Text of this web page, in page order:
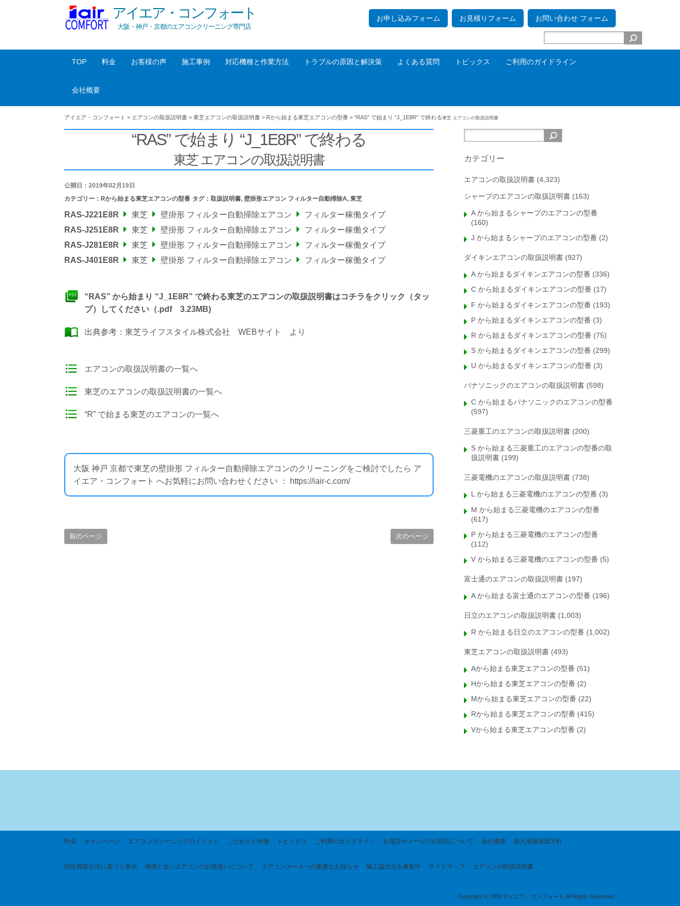
アイエア・コンフォート
大阪・神戸・京都のエアコンクリーニング専門店
お申し込みフォーム お見積りフォーム お問い合わせ フォーム
TOP 料金 お客様の声 施工事例 対応機種と作業方法 トラブルの原因と解決策 よくある質問 トピックス ご利用のガイドライン
会社概要
アイエア・コンフォート > エアコンの取扱説明書 > 東芝エアコンの取扱説明書 > Rから始まる東芝エアコンの型番 > “RAS” で始まり “J_1E8R” で終わる東芝 エアコンの取扱説明書
“RAS” で始まり “J_1E8R” で終わる
東芝 エアコンの取扱説明書
公開日：2019年02月19日
カテゴリー： Rから始まる東芝エアコンの型番 タグ： 取扱説明書, 壁掛形エアコン フィルター自動掃除A, 東芝
RAS-J221E8R 東芝 壁掛形 フィルター自動掃除エアコン
フィルター稼働タイプ
RAS-J251E8R
東芝 壁掛形 フィルター自動掃除エアコン
フィルター稼働タイプ
RAS-J281E8R
東芝 壁掛形 フィルター自動掃除エアコン
フィルター稼働タイプ
RAS-J401E8R
東芝 壁掛形 フィルター自動掃除エアコン フィルター稼働タイプ
“RAS” から始まり “J_1E8R” で終わる東芝のエアコンの取扱説明書はコチラをクリック（タッ
プ）してください（.pdf 3.23MB)
出典参考： 東芝ライフスタイル株式会社 WEBサイト より
エアコンの取扱説明書の一覧へ
東芝のエアコンの取扱説明書の一覧へ
“R” で始まる東芝のエアコンの一覧へ
大阪 神戸 京都で東芝の壁掛形 フィルター自動掃除エアコンのクリーニングをご検討でしたら ア
イエア・コンフォート へお気軽にお問い合わせください ： https://iair-c.com/
前のページ 次のページ
カテゴリー
エアコンの取扱説明書 (4,323)
シャープのエアコンの取扱説明書 (163)
A から始まるシャープのエアコンの型番
(160)
J から始まるシャープのエアコンの型番 (2)
ダイキンエアコンの取扱説明書 (927)
A から始まるダイキンエアコンの型番 (336)
C から始まるダイキンエアコンの型番 (17)
F から始まるダイキンエアコンの型番 (193)
P から始まるダイキンエアコンの型番 (3)
R から始まるダイキンエアコンの型番 (75)
S から始まるダイキンエアコンの型番 (299)
U から始まるダイキンエアコンの型番 (3)
パナソニックのエアコンの取扱説明書 (598)
C から始まるパナソニックのエアコンの型番
(597)
三菱重工のエアコンの取扱説明書 (200)
S から始まる三菱重工のエアコンの型番の取
扱説明書 (199)
三菱電機のエアコンの取扱説明書 (738)
L から始まる三菱電機のエアコンの型番 (3)
M から始まる三菱電機のエアコンの型番
(617)
P から始まる三菱電機のエアコンの型番
(112)
V から始まる三菱電機のエアコンの型番 (5)
富士通のエアコンの取扱説明書 (197)
A から始まる富士通のエアコンの型番 (196)
日立のエアコンの取扱説明書 (1,003)
R から始まる日立のエアコンの型番 (1,002)
東芝エアコンの取扱説明書 (493)
Aから始まる東芝エアコンの型番 (51)
Hから始まる東芝エアコンの型番 (2)
Mから始まる東芝エアコンの型番 (22)
Rから始まる東芝エアコンの型番 (415)
Vから始まる東芝エアコンの型番 (2)
料金 キャンペーン エアコンクリーニングのメリット こだわりと特徴 トピックス ご利用のガイドライン お電話やメールでの対応について 会社概要 個人情報保護方針
特定商取引法に基づく 表示 補償と古いエアコンのお取扱いについて エアコンメーカーの重要なお知らせ 施工協力店を募集中 サイトマップ エアコンの取扱説明書
Copyright © 2003 アイエア・コンフォート All Rights Reserved.